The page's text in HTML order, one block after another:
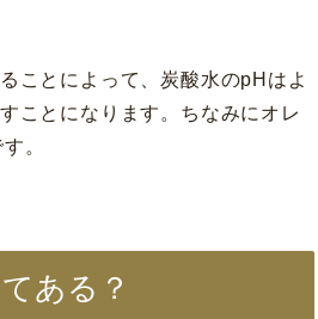
ことによって、炭酸水のpHはよ
ことになります。ちなみにオレ
。
ある？